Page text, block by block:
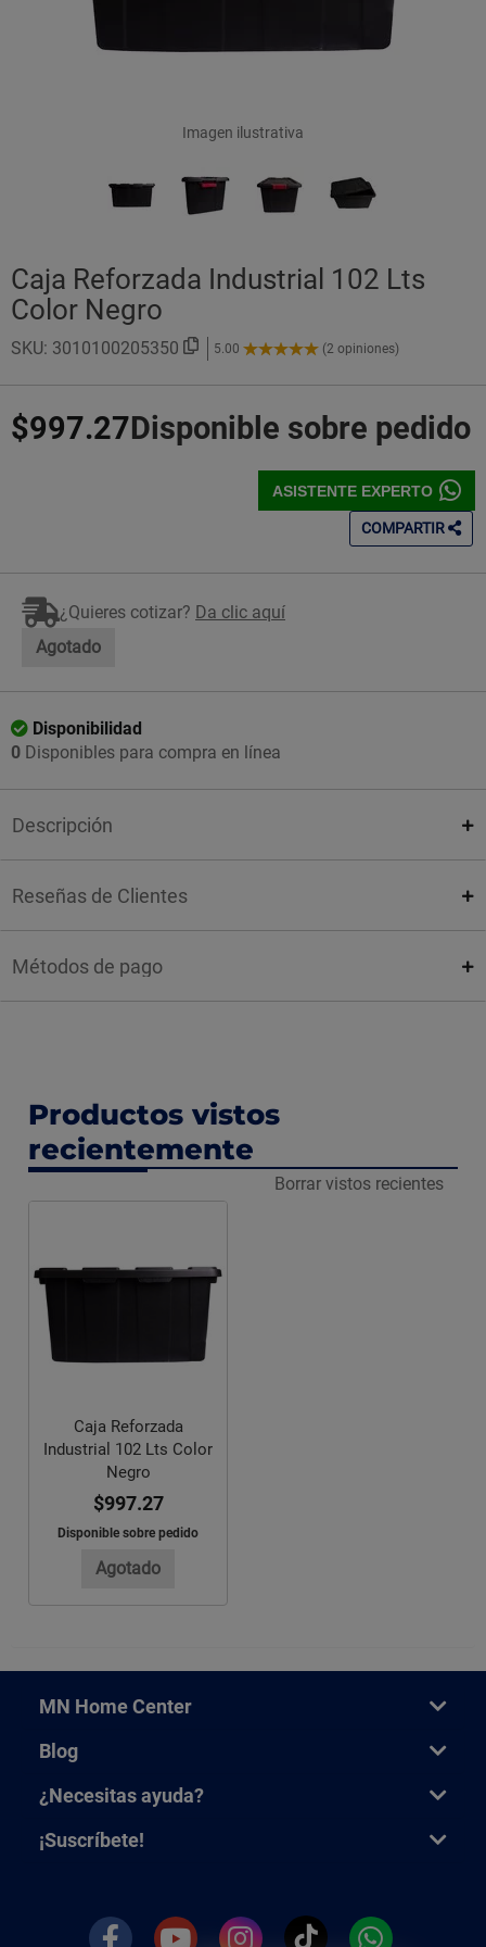
Imagen ilustrativa
Caja Reforzada Industrial 102 Lts
Color Negro
SKU: 3010100205350 5.00
5.00
Estrellas!
(2 opiniones)
$997.27Disponible sobre pedido
ASISTENTE EXPERTO
COMPARTIR
¿Quieres cotizar? Da clic aquí
Agotado
Disponibilidad
0 Disponibles para compra en línea
Descripción
Reseñas de Clientes
Métodos de pago
Productos vistos
recientemente
Borrar vistos recientes
Caja Reforzada
Industrial 102 Lts Color
Negro
$997.27
Disponible sobre pedido
Agotado
MN Home Center
Blog
¿Necesitas ayuda?
¡Suscríbete!